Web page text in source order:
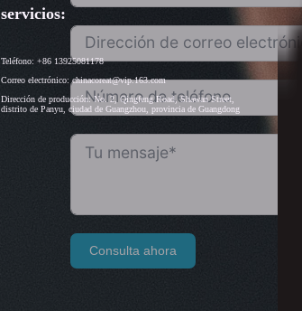
servicios:
Teléfono: +86 13925081178
Correo electrónico: chinacoreat@vip.163.com
Dirección de producción: No. 2, Qingfeng Road, Shawan Street,
distrito de Panyu, ciudad de Guangzhou, provincia de Guangdong
Consulta ahora